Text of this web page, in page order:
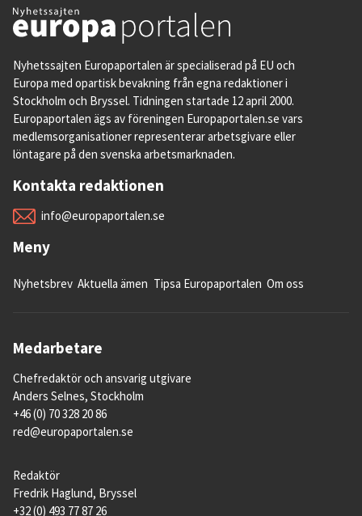
Nyhetssajten Europaportalen är specialiserad på EU och
Europa med opartisk bevakning från egna redaktioner i
Stockholm och Bryssel. Tidningen startade 12 april 2000.
Europaportalen ägs av föreningen Europaportalen.se vars
medlemsorganisationer representerar arbetsgivare eller
löntagare på den svenska arbetsmarknaden.
Kontakta redaktionen
info@europaportalen.se
Meny
Nyhetsbrev Aktuella ämen Tipsa Europaportalen Om oss
Medarbetare
Chefredaktör och ansvarig utgivare
Anders Selnes, Stockholm
+46 (0) 70 328 20 86
red@europaportalen.se
Redaktör
Fredrik Haglund, Bryssel
+32 (0) 493 77 87 26